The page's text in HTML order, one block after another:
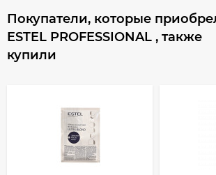
Покупатели, которые
ESTEL PROFESSIONAL , также
купили